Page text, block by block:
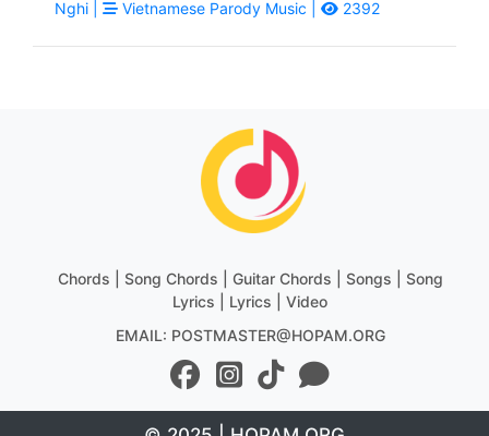
Nghi |
Vietnamese Parody Music | 2392
Chords | Song Chords | Guitar Chords | Songs | Song
Lyrics | Lyrics | Video
EMAIL: POSTMASTER@HOPAM.ORG